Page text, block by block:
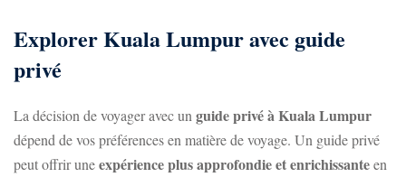
Explorer Kuala Lumpur avec guide
privé
La décision de voyager avec un guide privé à Kuala Lumpur
dépend de vos préférences en matière de voyage. Un guide privé
peut offrir uneexpérience plus approfondie et enrichissanteen